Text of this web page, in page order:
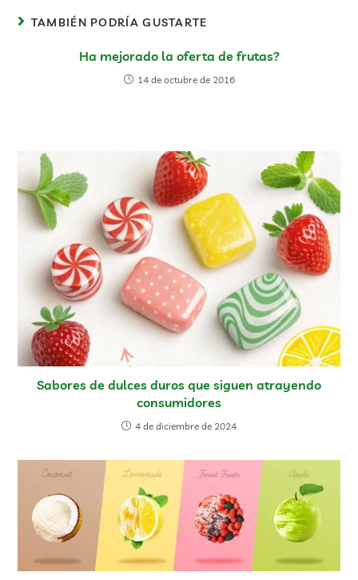
TAMBIÉN PODRÍA GUSTARTE
Ha mejorado la oferta de frutas?
14 de octubre de 2016
Sabores de dulces duros que siguen atrayendo
consumidores
4 de diciembre de 2024